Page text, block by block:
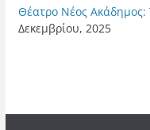
Θέατρο Νέος
Δεκεμβρίου, 2025